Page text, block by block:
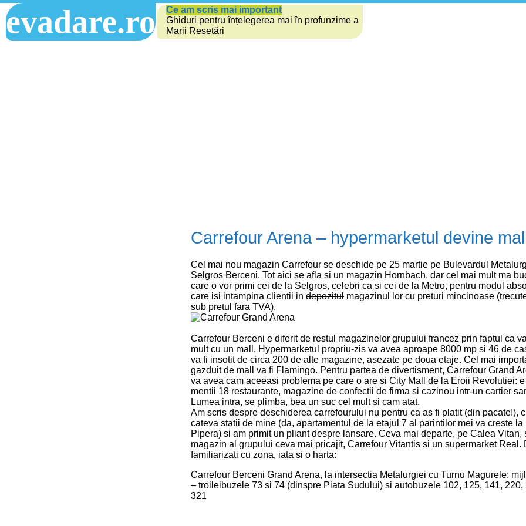
evadare.ro
Ce am scris mai important
Ghiduri pentru înțelegerea mai în profunzime a
Marii Resetări
Carrefour Arena – hypermarketul devine
Cel mai nou magazin Carrefour se deschide pe 25 martie pe Bulevardul
Selgros Berceni. Tot aici se afla si un magazin Hornbach, dar cel mai mult ma
care o vor primi cei de la Selgros, celebri ca si cei de la Metro, pentru modul
care isi intampina clientii in depozitul magazinul lor cu preturi mincinoase
sub pretul fara TVA).
Carrefour Berceni e diferit de restul magazinelor grupului francez prin faptul ca
mult cu un mall. Hypermarketul propriu-zis va avea aproape 8000 mp si 46 de
va fi insotit de circa 200 de alte magazine, asezate pe doua etaje. Cel mai
gazduit de mall va fi Flamingo. Pentru partea de divertisment, Carrefour Grand
va avea cam aceeasi problema pe care o are si City Mall de la Eroii Revolutiei:
mentii 18 restaurante, magazine de confectii de firma si cazinou intr-un cartier
Lumea intra, se plimba, bea un suc cel mult si cam atat.
Am scris despre deschiderea carrefourului nu pentru ca as fi platit (din pacate!),
cateva statii de mine (da, apartamentul de la etajul 7 al parintilor mei va creste la
Pipera) si am primit un pliant despre lansare. Ceva mai departe, pe Calea Vitan,
magazin al grupului ceva mai pricajit, Carrefour Vitantis si un supermarket Real.
familiarizati cu zona, iata si o harta:
Carrefour Berceni Grand Arena, la intersectia Metalurgiei cu Turnu Magurele:
– troileibuzele 73 si 74 (dinspre Piata Sudului) si autobuzele 102, 125, 141, 220,
321